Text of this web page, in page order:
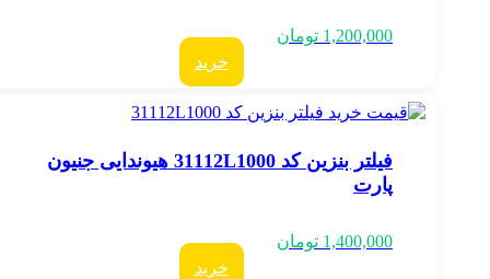
1,200,000 تومان
خرید
فیلتر بنزین کد 31112L1000 هیوندایی جنیون
پارت
1,400,000 تومان
خرید